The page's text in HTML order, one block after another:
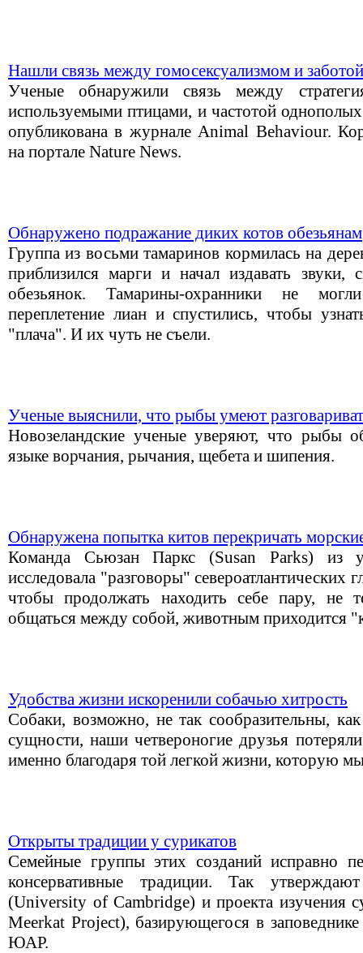
Нашли связь между гомосексуализмом и
Ученые обнаружили связь между
используемыми птицами, и частотой
опубликована в журнале Animal Behaviour.
на портале Nature News.
Обнаружено подражание диких котов обезьянам
Группа из восьми тамаринов кормилась на
приблизился марги и начал издавать
обезьянок. Тамарины-охранники не
переплетение лиан и спустились, чтобы
"плача". И их чуть не съели.
Ученые выяснили, что рыбы умеют
Новозеландские ученые уверяют, что рыбы
языке ворчания, рычания, щебета и шипения.
Обнаружена попытка китов перекричать
Команда Сьюзан Паркс (Susan Parks) из
исследовала "разговоры" североатлантических
чтобы продолжать находить себе пару, не
общаться между собой, животным приходится
Удобства жизни искоренили собачью хитрость
Собаки, возможно, не так сообразительны,
сущности, наши четвероногие друзья
именно благодаря той легкой жизни, которую
Открыты традиции у сурикатов
Семейные группы этих созданий исправно
консервативные традиции. Так
(University of Cambridge) и проекта изучения
Meerkat Project), базирующегося в
ЮАР.